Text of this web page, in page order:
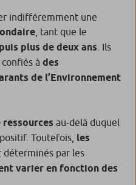
indifféremment une
, tant que le
plus de deux ans . Ils
à des
de l’Environnement
au-delà duquel
Toutefois, les
déterminés par les
varier en fonction des